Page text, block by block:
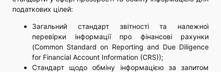
податкових цілей:
Загальний стандарт звітності та належної
перевірки інформації про фінансові рахунки
(Common Standard on Reporting and Due Diligence
for Financial Account Information (CRS));
Стандарт щодо обміну інформацією за запитом